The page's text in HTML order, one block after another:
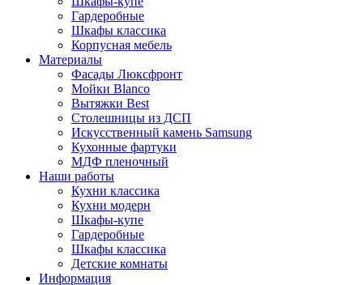
Гардеробные
Шкафы классика
Корпусная мебель
Материалы
Фасады Люксфронт
Мойки Blanco
Вытяжки Best
Столешницы из ДСП
Искусственный камень Samsung
Кухонные фартуки
МДФ пленочный
Наши работы
Кухни классика
Кухни модерн
Шкафы-купе
Гардеробные
Шкафы классика
Детские комнаты
Информация